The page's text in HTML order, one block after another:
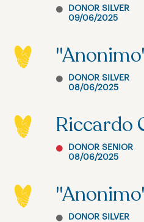
DONOR SILVER
09/06/2025
DONOR SILVER
08/06/2025
Riccardo
DONOR SENIOR
08/06/2025
DONOR SILVER